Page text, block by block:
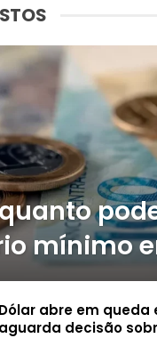
mínimo
Dólar abre em queda
aguarda decisão